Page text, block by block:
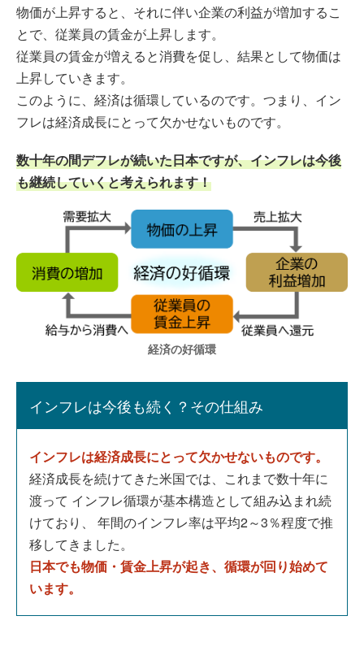
物価が上昇すると、それに伴い企業の利益が増加するこ
とで、従業員の賃金が上昇します。
従業員の賃金が増えると消費を促し、結果として物価は
上昇していきます。
このように、経済は循環しているのです。つまり、イン
フレは経済成長にとって欠かせないものです。
数十年の間デフレが続いた日本ですが、インフレは今後
も継続していくと考えられます！
経済の好循環
インフレは今後も続く？その仕組み
インフレは経済成長にとって欠かせないものです。
経済成長を続けてきた米国では、これまで数十年に
渡って インフレ循環が基本構造として組み込まれ続
けており、 年間のインフレ率は平均2～3％程度で推
移してきました。
日本でも物価・賃金上昇が起き、循環が回り始めて
います。